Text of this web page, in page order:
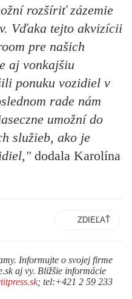
rozšíriť zázemie
Vďaka tejto akvizícii
pre našich
aj vonkajšiu
ponuku vozidiel v
rade nám
umožní do
služieb, ako je
dodala Karolína
ZDIEĽAŤ
Informujte o svojej firme
aj vy. Bližšie informácie
; tel:+421 2 59 233